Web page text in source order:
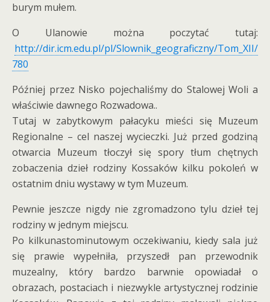
burym mułem.
O Ulanowie można poczytać tutaj:
http://dir.icm.edu.pl/pl/Slownik_geograficzny/Tom_XII/
780
Później przez Nisko pojechaliśmy do Stalowej Woli a
właściwie dawnego Rozwadowa..
Tutaj w zabytkowym pałacyku mieści się Muzeum
Regionalne – cel naszej wycieczki. Już przed godziną
otwarcia Muzeum tłoczył się spory tłum chętnych
zobaczenia dzieł rodziny Kossaków kilku pokoleń w
ostatnim dniu wystawy w tym Muzeum.
Pewnie jeszcze nigdy nie zgromadzono tylu dzieł tej
rodziny w jednym miejscu.
Po kilkunastominutowym oczekiwaniu, kiedy sala już
się prawie wypełniła, przyszedł pan przewodnik
muzealny, który bardzo barwnie opowiadał o
obrazach, postaciach i niezwykle artystycznej rodzinie